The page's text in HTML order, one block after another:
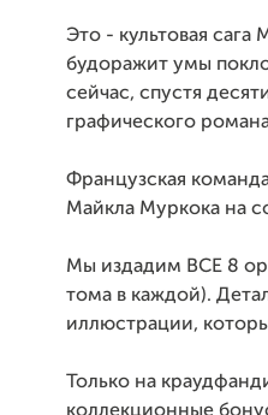
Это - культовая сага
будоражит умы
сейчас, спустя
графического
Французская
Майкла Муркока на
Мы издадим ВСЕ 8
тома в каждой).
иллюстрации,
Только на